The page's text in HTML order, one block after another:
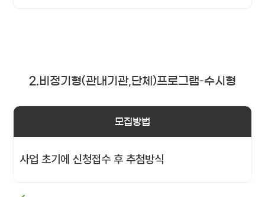
2.비정기형(관내기관,단체)프로그램–수시형
모집방법
사업 초기에 신청접수 후 추첨방식